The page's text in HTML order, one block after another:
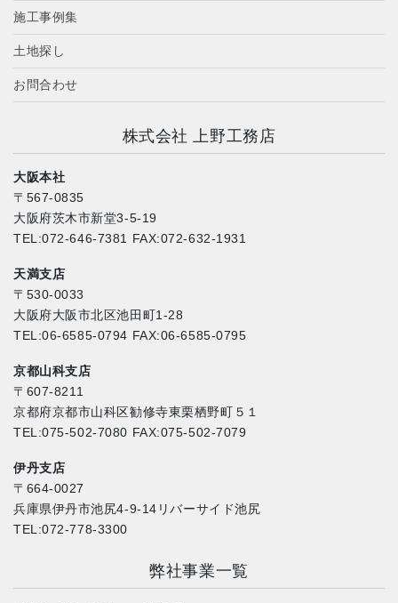
施工事例集
土地探し
お問合わせ
株式会社 上野工務店
大阪本社
〒567-0835
大阪府茨木市新堂3-5-19
TEL:072-646-7381 FAX:072-632-1931
天満支店
〒530-0033
大阪府大阪市北区池田町1-28
TEL:06-6585-0794 FAX:06-6585-0795
京都山科支店
〒607-8211
京都府京都市山科区勧修寺東栗栖野町５１
TEL:075-502-7080 FAX:075-502-7079
伊丹支店
〒664-0027
兵庫県伊丹市池尻4-9-14リバーサイド池尻
TEL:072-778-3300
弊社事業一覧